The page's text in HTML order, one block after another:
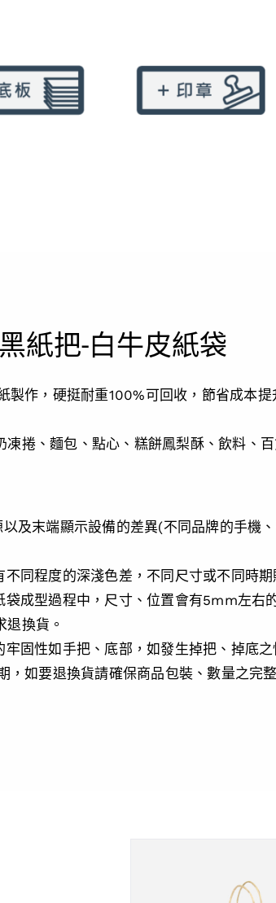
紙把-白牛皮紙袋
製作，硬挺耐重100%可回收，節省成本
捲、麵包、點心、糕餅鳳梨酥、飲料、百
及末端顯示設備的差異(不同品牌的手機
同程度的深淺色差，不同尺寸或不同時
成型過程中，尺寸、位置會有5mm左右
換貨。
固性如手把、底部，如發生掉把、掉底
，如要退換貨請確保商品包裝、數量之完